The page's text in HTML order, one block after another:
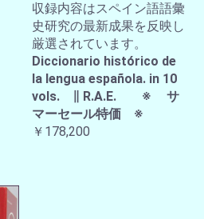
収録内容はスペイン語語彙
史研究の最新成果を反映し
厳選されています。
Diccionario histórico de
la lengua española. in 10
vols. ∥ R.A.E. ※ サ
マーセール特価 ※
￥178,200